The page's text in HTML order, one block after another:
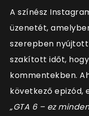
A színész
üzenetét,
szerepben
szakított időt,
kommentekben.
következő epizód,
„GTA 6 – ez